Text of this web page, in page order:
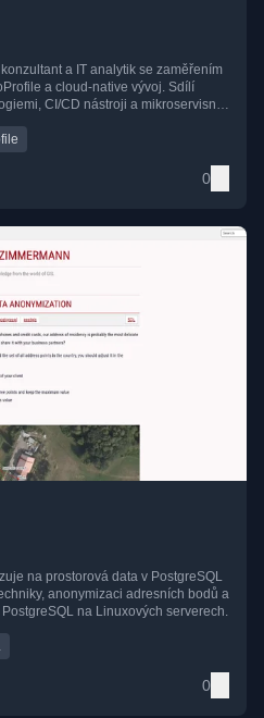
a IT analytik se zaměřením
a cloud-native vývoj. Sdílí
CI/CD nástroji a mikroservisní
0
na prostorová data v PostgreSQL
anonymizaci adresních bodů a
na Linuxových serverech.
0